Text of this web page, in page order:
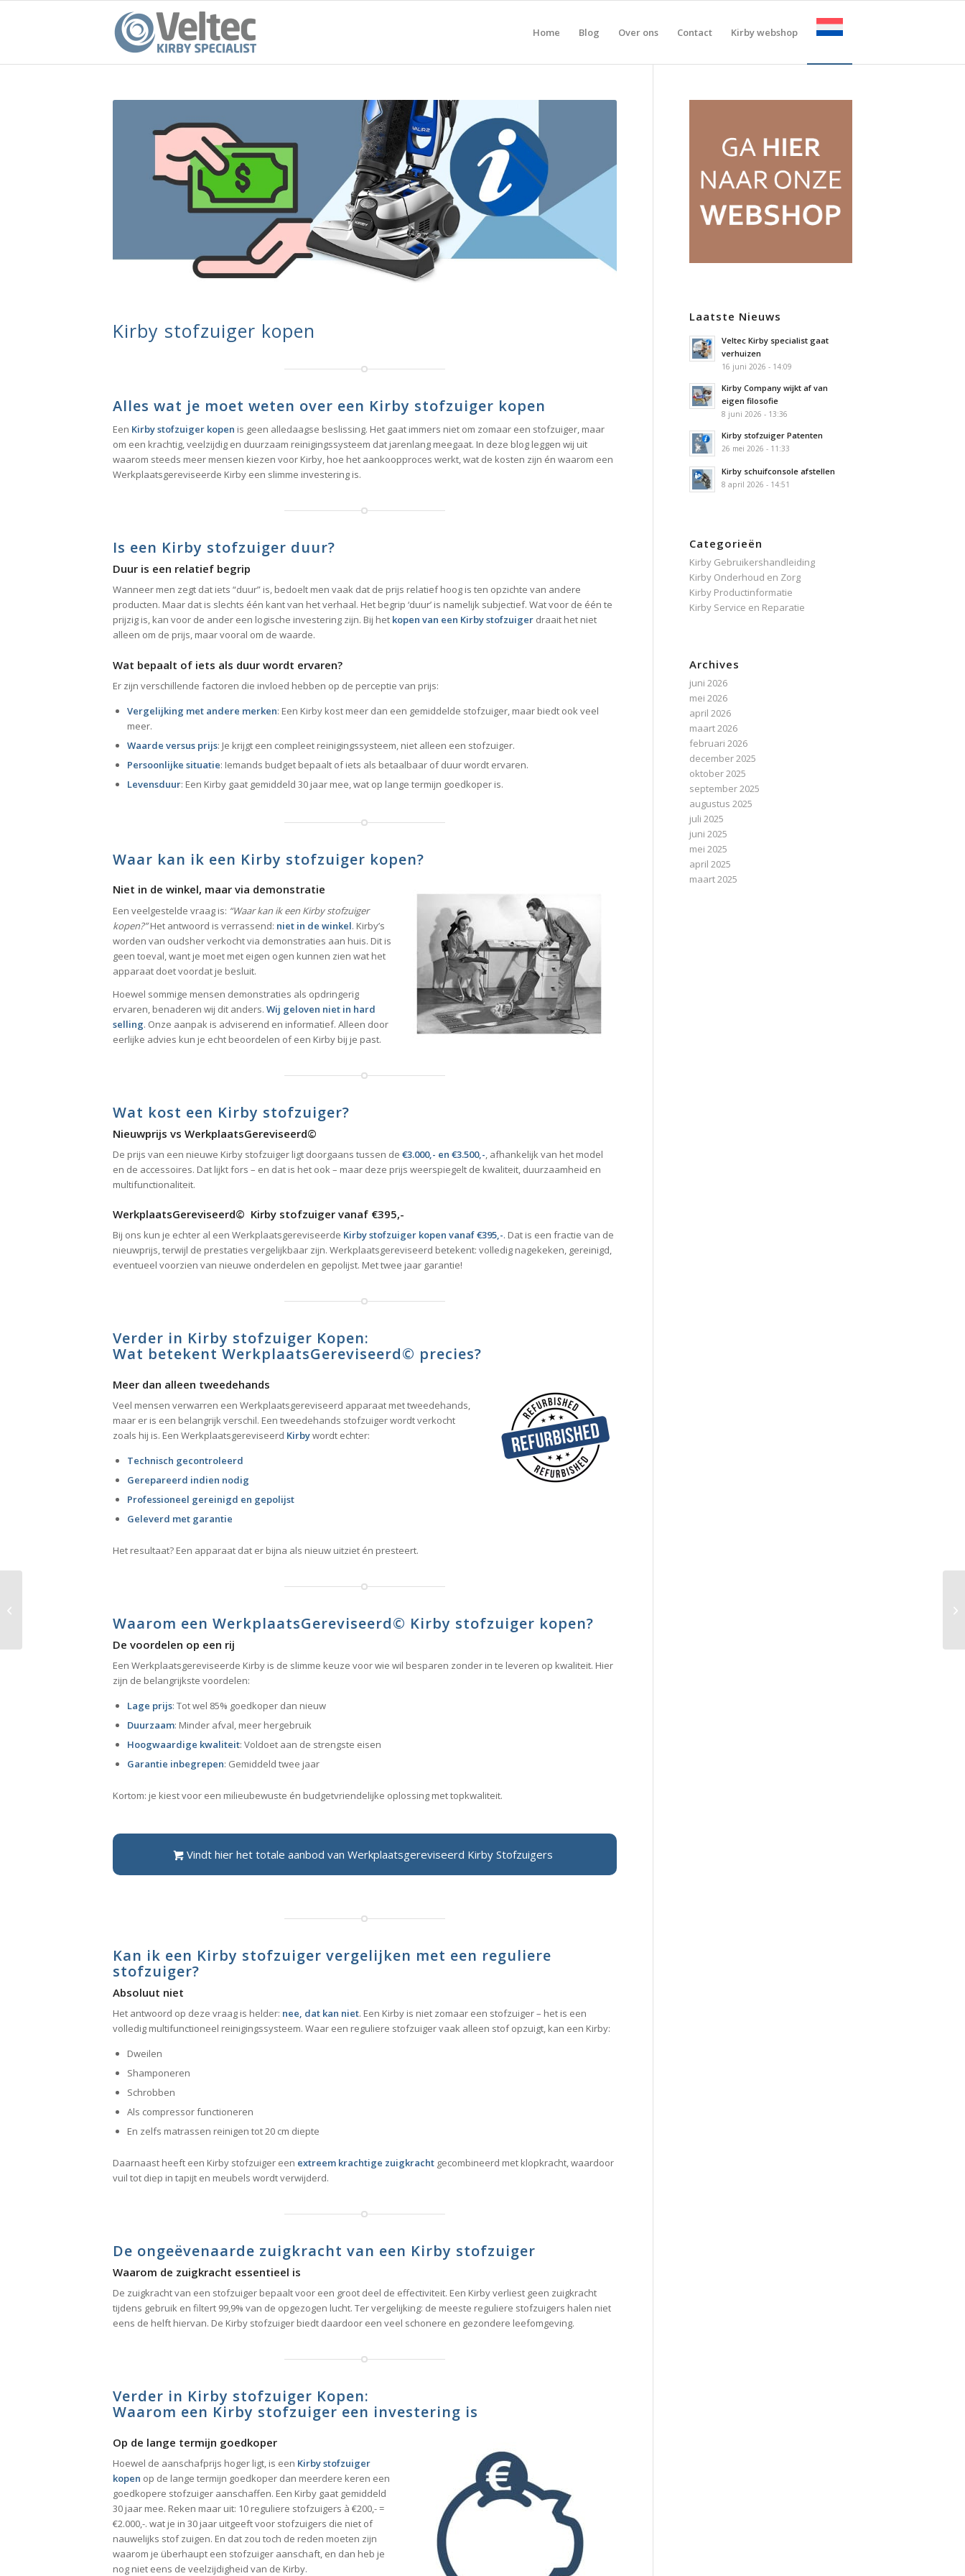
Home Blog Over ons Contact Kirby webshop
Kirby stofzuiger kopen
Alles wat je moet weten over een Kirby stofzuiger kopen
Een Kirby stofzuiger kopen is geen alledaagse beslissing. Het gaat immers niet om zomaar een stofzuiger, maar
om een krachtig, veelzijdig en duurzaam reinigingssysteem dat jarenlang meegaat. In deze blog leggen wij uit
waarom steeds meer mensen kiezen voor Kirby, hoe het aankoopproces werkt, wat de kosten zijn én waarom een
Werkplaatsgereviseerde Kirby een slimme investering is.
Is een Kirby stofzuiger duur?
Duur is een relatief begrip
Wanneer men zegt dat iets “duur” is, bedoelt men vaak dat de prijs relatief hoog is ten opzichte van andere
producten. Maar dat is slechts één kant van het verhaal. Het begrip ‘duur’ is namelijk subjectief. Wat voor de één te
prijzig is, kan voor de ander een logische investering zijn. Bij het kopen van een Kirby stofzuiger draait het niet
alleen om de prijs, maar vooral om de waarde.
Wat bepaalt of iets als duur wordt ervaren?
Er zijn verschillende factoren die invloed hebben op de perceptie van prijs:
Vergelijking met andere merken: Een Kirby kost meer dan een gemiddelde stofzuiger, maar biedt ook veel
meer.
Waarde versus prijs: Je krijgt een compleet reinigingssysteem, niet alleen een stofzuiger.
Persoonlijke situatie: Iemands budget bepaalt of iets als betaalbaar of duur wordt ervaren.
Levensduur: Een Kirby gaat gemiddeld 30 jaar mee, wat op lange termijn goedkoper is.
Waar kan ik een Kirby stofzuiger kopen?
Niet in de winkel, maar via demonstratie
Een veelgestelde vraag is: “Waar kan ik een Kirby stofzuiger
kopen?”Het antwoord is verrassend: niet in de winkel. Kirby’s
worden van oudsher verkocht via demonstraties aan huis. Dit is
geen toeval, want je moet met eigen ogen kunnen zien wat het
apparaat doet voordat je besluit.
Hoewel sommige mensen demonstraties als opdringerig
ervaren, benaderen wij dit anders. Wij geloven niet in hard
selling. Onze aanpak is adviserend en informatief. Alleen door
eerlijke advies kun je echt beoordelen of een Kirby bij je past.
Wat kost een Kirby stofzuiger?
Nieuwprijs vs WerkplaatsGereviseerd©
De prijs van een nieuwe Kirby stofzuiger ligt doorgaans tussen de €3.000,- en €3.500,-, afhankelijk van het model
en de accessoires. Dat lijkt fors – en dat is het ook – maar deze prijs weerspiegelt de kwaliteit, duurzaamheid en
multifunctionaliteit.
WerkplaatsGereviseerd© Kirby stofzuiger vanaf €395,-
Bij ons kun je echter al een Werkplaatsgereviseerde Kirby stofzuiger kopen vanaf €395,-. Dat is een fractie van de
nieuwprijs, terwijl de prestaties vergelijkbaar zijn. Werkplaatsgereviseerd betekent: volledig nagekeken, gereinigd,
eventueel voorzien van nieuwe onderdelen en gepolijst. Met twee jaar garantie!
Verder in Kirby stofzuiger Kopen:
Wat betekent WerkplaatsGereviseerd© precies?
Meer dan alleen tweedehands
Veel mensen verwarren een Werkplaatsgereviseerd apparaat met tweedehands,
maar er is een belangrijk verschil. Een tweedehands stofzuiger wordt verkocht
zoals hij is. Een Werkplaatsgereviseerd Kirbywordt echter:
Technisch gecontroleerd
Gerepareerd indien nodig
Professioneel gereinigd en gepolijst
Geleverd met garantie
Het resultaat? Een apparaat dat er bijna als nieuw uitziet én presteert.
Waarom een WerkplaatsGereviseerd© Kirby stofzuiger kopen?
De voordelen op een rij
Een Werkplaatsgereviseerde Kirby is de slimme keuze voor wie wil besparen zonder in te leveren op kwaliteit. Hier
zijn de belangrijkste voordelen:
Lage prijs: Tot wel 85% goedkoper dan nieuw
Duurzaam: Minder afval, meer hergebruik
Hoogwaardige kwaliteit: Voldoet aan de strengste eisen
Garantie inbegrepen: Gemiddeld twee jaar
Kortom: je kiest voor een milieubewuste én budgetvriendelijke oplossing met topkwaliteit.
Vindt hier het totale aanbod van Werkplaatsgereviseerd Kirby Stofzuigers
Kan ik een Kirby stofzuiger vergelijken met een reguliere
stofzuiger?
Absoluut niet
Het antwoord op deze vraag is helder: nee, dat kan niet. Een Kirby is niet zomaar een stofzuiger – het is een
volledig multifunctioneel reinigingssysteem. Waar een reguliere stofzuiger vaak alleen stof opzuigt, kan een Kirby:
Dweilen
Shamponeren
Schrobben
Als compressor functioneren
En zelfs matrassen reinigen tot 20 cm diepte
Daarnaast heeft een Kirby stofzuiger een extreem krachtige zuigkracht gecombineerd met klopkracht, waardoor
vuil tot diep in tapijt en meubels wordt verwijderd.
De ongeëvenaarde zuigkracht van een Kirby stofzuiger
Waarom de zuigkracht essentieel is
De zuigkracht van een stofzuiger bepaalt voor een groot deel de effectiviteit. Een Kirby verliest geen zuigkracht
tijdens gebruik en filtert 99,9% van de opgezogen lucht. Ter vergelijking: de meeste reguliere stofzuigers halen niet
eens de helft hiervan. De Kirby stofzuiger biedt daardoor een veel schonere en gezondere leefomgeving.
Verder in Kirby stofzuiger Kopen:
Waarom een Kirby stofzuiger een investering is
Op de lange termijn goedkoper
Hoewel de aanschafprijs hoger ligt, is een Kirby stofzuiger
kopen op de lange termijn goedkoper dan meerdere keren een
goedkopere stofzuiger aanschaffen. Een Kirby gaat gemiddeld
30 jaar mee. Reken maar uit: 10 reguliere stofzuigers à €200,- =
€2.000,-. wat je in 30 jaar uitgeeft voor stofzuigers die niet of
nauwelijks stof zuigen. En dat zou toch de reden moeten zijn
waarom je überhaupt een stofzuiger aanschaft, en dan heb je
nog niet eens de veelzijdigheid van de Kirby.
Laatste Nieuws
Veltec Kirby specialist gaat
verhuizen
16 juni 2026 - 14:09
Kirby Company wijkt af van
eigen filosofie
8 juni 2026 - 13:36
Kirby stofzuiger Patenten
26 mei 2026 - 11:33
Kirby schuifconsole afstellen
8 april 2026 - 14:51
Categorieën
Kirby Gebruikershandleiding
Kirby Onderhoud en Zorg
Kirby Productinformatie
Kirby Service en Reparatie
Archives
juni 2026
mei 2026
april 2026
maart 2026
februari 2026
december 2025
oktober 2025
september 2025
augustus 2025
juli 2025
juni 2025
mei 2025
april 2025
maart 2025